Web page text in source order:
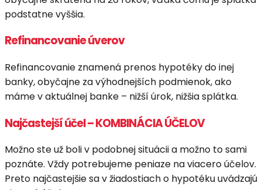
podstatne vyššia.
Refinancovanie úverov
Refinancovanie znamená prenos hypotéky do inej
banky, obyčajne za výhodnejších podmienok, ako
máme v aktuálnej banke – nižší úrok, nižšia splátka.
Najčastejší účel – KOMBINÁCIA ÚČELOV
Možno ste už boli v podobnej situácii a možno to sami
poznáte. Vždy potrebujeme peniaze na viacero účelov.
Preto najčastejšie sa v žiadostiach o hypotéku uvádzajú